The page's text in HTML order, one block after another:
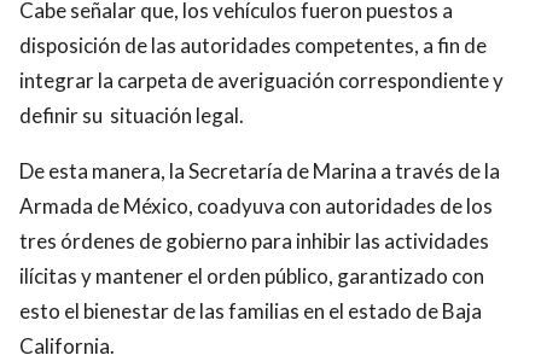
Cabe señalar que, los vehículos fueron puestos a
disposición de las autoridades competentes, a fin de
integrar la carpeta de averiguación correspondiente y
definir su situación legal.
De esta manera, la Secretaría de Marina a través de la
Armada de México, coadyuva con autoridades de los
tres órdenes de gobierno para inhibir las actividades
ilícitas y mantener el orden público, garantizado con
esto el bienestar de las familias en el estado de Baja
California.